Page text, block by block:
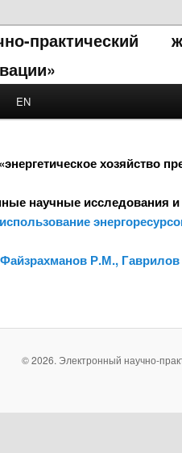
EN
хозяйство
научные исследования
Р.М.,
© 2026. Электронный научно-